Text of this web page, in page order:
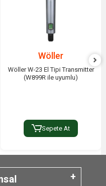
Wöller
Wöller W-23 El Tipi Transmitter
(W899R ile uyumlu)
Sepete At